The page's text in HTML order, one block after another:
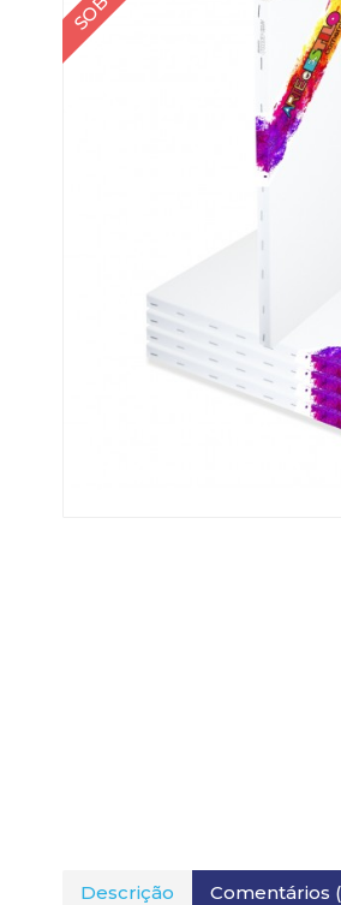
Descrição Comentários